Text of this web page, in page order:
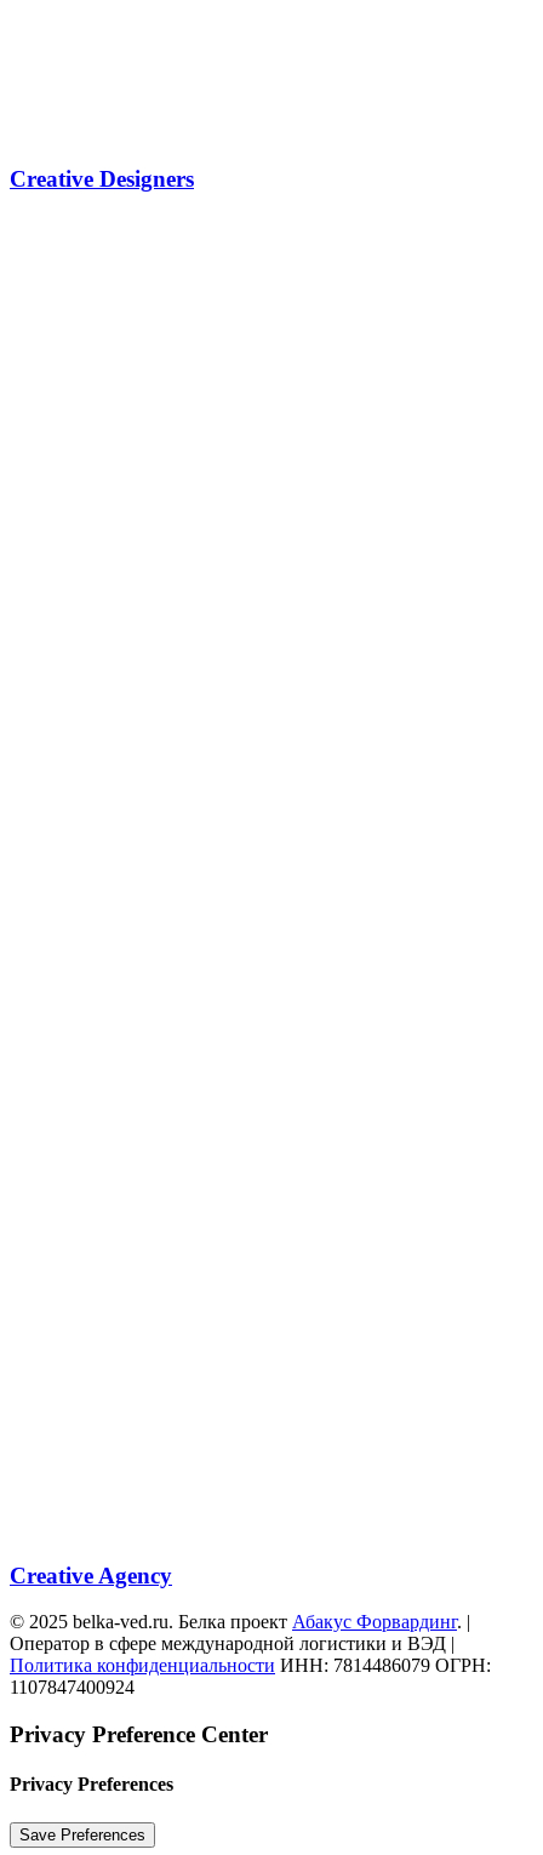
Creative Designers
Creative Agency
© 2025 belka-ved.ru. Белка проект Абакус Форвардинг. |
Оператор в сфере международной логистики и ВЭД |
Политика конфиденциальности ИНН: 7814486079 ОГРН:
1107847400924
Privacy Preference Center
Privacy Preferences